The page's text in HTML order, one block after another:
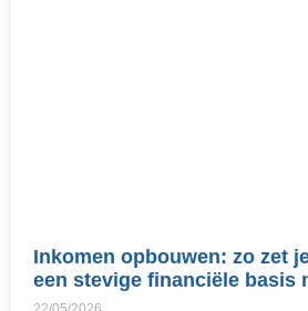
Inkomen opbouwen: zo zet
een stevige financiële basis